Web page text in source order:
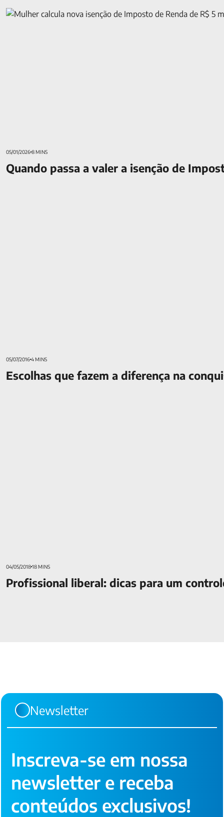
Quando passa a valer a isenção de Imposto de Renda para R$
05/01/20268 MINS
Quando passa a valer a isenção de
05/07/20164 MINS
Escolhas que fazem a diferença na
04/05/201818 MINS
Profissional liberal: dicas para um
Newsletter
Inscreva-se em nossa
newsletter e receba
conteúdos exclusivos!